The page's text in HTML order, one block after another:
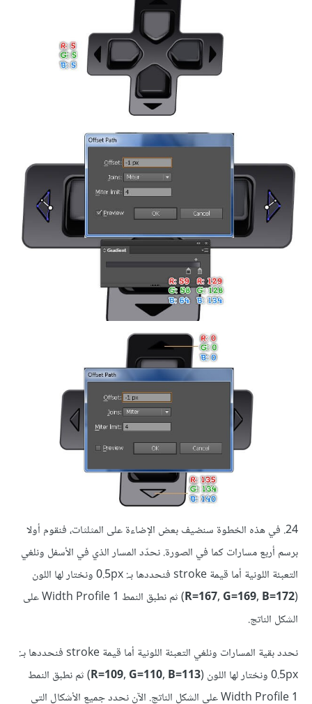
24. في هذه الخطوة سنضيف بعض الإضاءة على المثلثات، فنقوم أولا
برسم أربع مسارات كما في الصورة. نحدّد المسار الذي في الأسفل ونلغي
التعبئة اللونية أما قيمة stroke فنحددها بـ: 0.5px ونختار لها اللون
(
R=167, G=169, B=172
) ثم نطبق النمط Width Profile 1 على
الشكل الناتج.
نحدد بقية المسارات ونلغي التعبئة اللونية أما قيمة stroke فنحددها بـ:
0.5px ونختار لها اللون (
R=109, G=110, B=113) ثم نطبق النمط
Width Profile 1 على الشكل الناتج. الآن نحدد جميع الأشكال التي